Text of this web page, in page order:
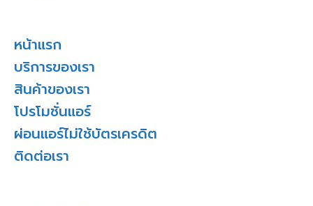
หน้าแรก
บริการของเรา
สินค้าของเรา
โปรโมชั่นแอร์
ผ่อนแอร์ไม่ใช้บัตรเครดิต
ติดต่อเรา